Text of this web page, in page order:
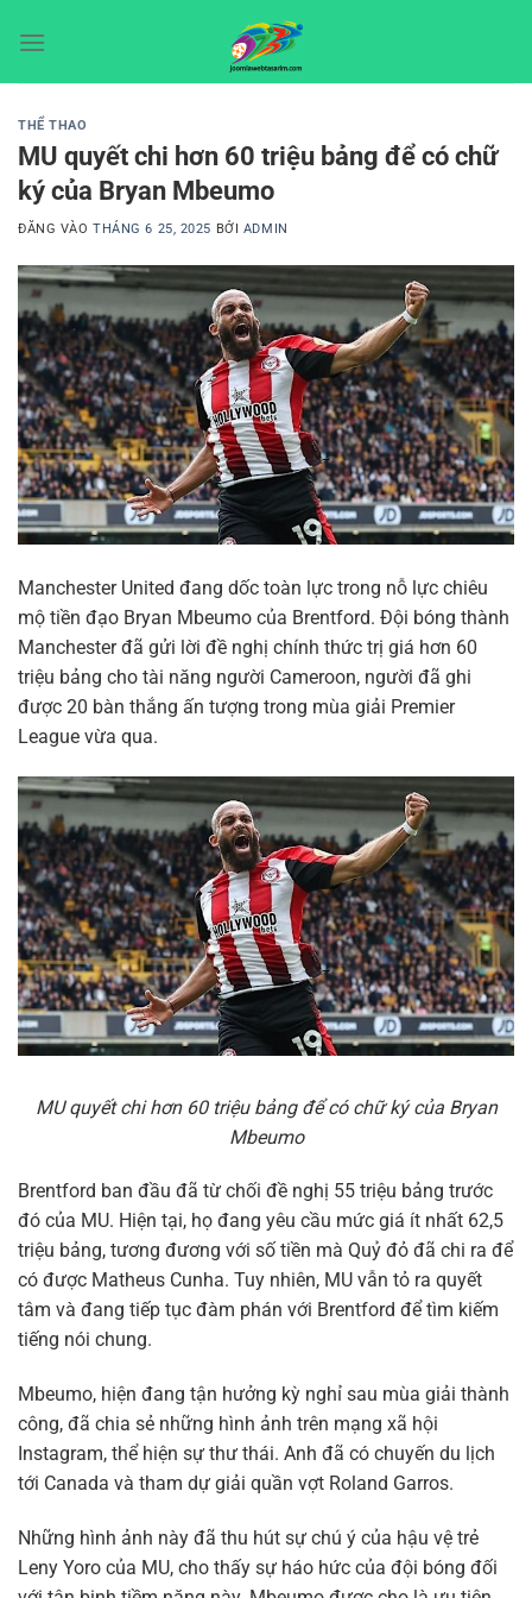
qua
THỂ THAO
MU quyết chi hơn 60 triệu bảng để có chữ
ký của Bryan Mbeumo
ĐĂNG VÀOTHÁNG 6 25, 2025 BỞI ADMIN
Manchester United đang dốc toàn lực trong nỗ lực chiêu
mộ tiền đạo Bryan Mbeumo của Brentford. Đội bóng thành
Manchester đã gửi lời đề nghị chính thức trị giá hơn 60
triệu bảng cho tài năng người Cameroon, người đã ghi
được 20 bàn thắng ấn tượng trong mùa giải Premier
League vừa qua.
MU quyết chi hơn 60 triệu bảng để có chữ ký của Bryan
Mbeumo
Brentford ban đầu đã từ chối đề nghị 55 triệu bảng trước
đó của MU. Hiện tại, họ đang yêu cầu mức giá ít nhất 62,5
triệu bảng, tương đương với số tiền mà Quỷ đỏ đã chi ra để
có được Matheus Cunha. Tuy nhiên, MU vẫn tỏ ra quyết
tâm và đang tiếp tục đàm phán với Brentford để tìm kiếm
tiếng nói chung.
Mbeumo, hiện đang tận hưởng kỳ nghỉ sau mùa giải thành
công, đã chia sẻ những hình ảnh trên mạng xã hội
Instagram, thể hiện sự thư thái. Anh đã có chuyến du lịch
tới Canada và tham dự giải quần vợt Roland Garros.
Những hình ảnh này đã thu hút sự chú ý của hậu vệ trẻ
Leny Yoro của MU, cho thấy sự háo hức của đội bóng đối